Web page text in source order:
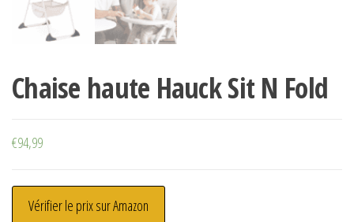
Chaise haute Hauck Sit N Fold
€94,99
Vérifier le prix sur Amazon